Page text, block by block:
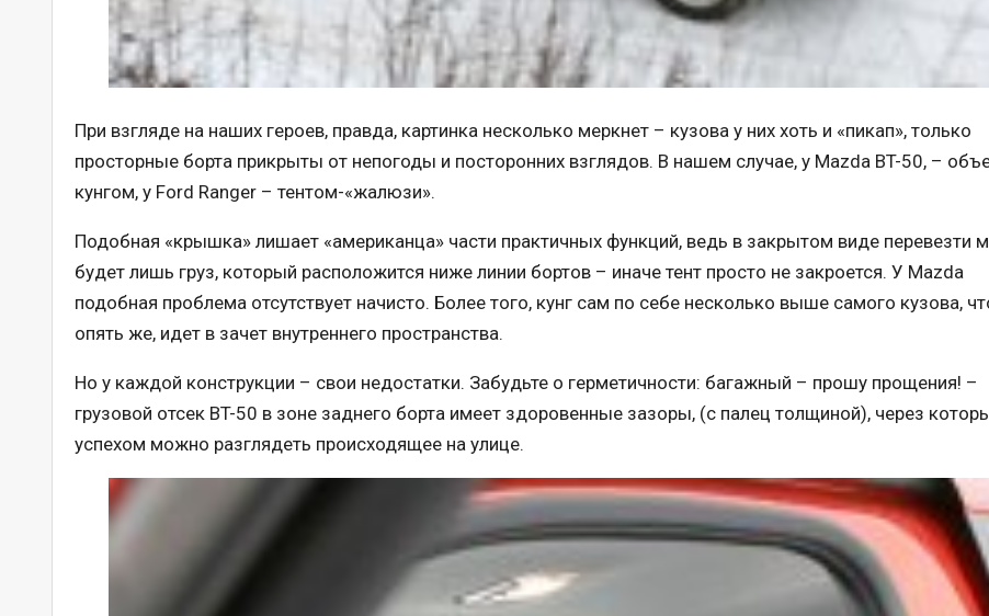
При взгляде на наших героев, правда, картинка несколько меркнет – кузова у них хоть и «пикап», только
просторные борта прикрыты от непогоды и посторонних взглядов. В нашем случае, у Mazda BT-50, –
кунгом, у Ford Ranger – тентом-«жалюзи».
Подобная «крышка» лишает «американца» части практичных функций, ведь в закрытом виде перевезти
будет лишь груз, который расположится ниже линии бортов – иначе тент просто не закроется. У Mazda
подобная проблема отсутствует начисто. Более того, кунг сам по себе несколько выше самого кузова,
опять же, идет в зачет внутреннего пространства.
Но у каждой конструкции – свои недостатки. Забудьте о герметичности: багажный – прошу прощения! –
грузовой отсек BT-50 в зоне заднего борта имеет здоровенные зазоры, (с палец толщиной), через
успехом можно разглядеть происходящее на улице.